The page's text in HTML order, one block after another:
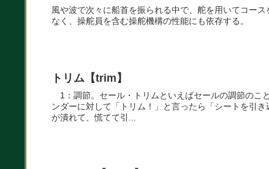
風や波で次々に船首を振られる中で、舵を用いてコー
なく、操舵員を含む操舵機構の性能にも依存する。
トリム【trim】
1：調節。セール・トリムといえばセールの調節のこ
ンダーに対して「トリム！」と言ったら「シートを引
が潰れて、慌てて引...